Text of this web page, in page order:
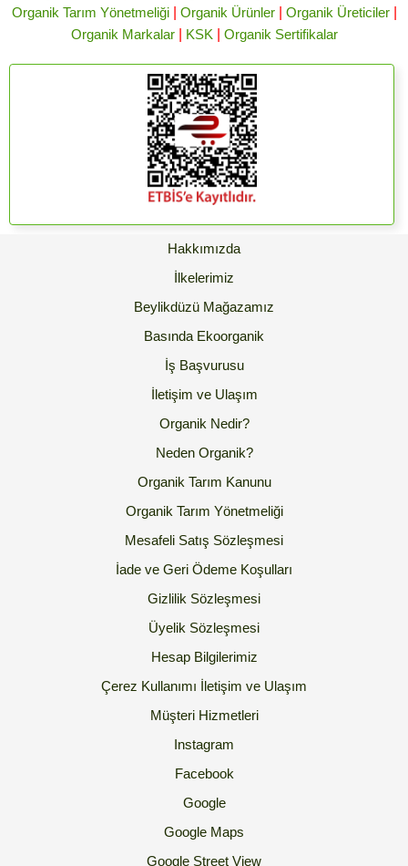
Organik Tarım Yönetmeliği| Organik Ürünler| Organik Üreticiler|
Organik Markalar| KSK Organik Sertifikalar
Hakkımızda
İlkelerimiz
Beylikdüzü Mağazamız
Basında Ekoorganik
İş Başvurusu
İletişim ve Ulaşım
Organik Nedir?
Neden Organik?
Organik Tarım Kanunu
Organik Tarım Yönetmeliği
Mesafeli Satış Sözleşmesi
İade ve Geri Ödeme Koşulları
Gizlilik Sözleşmesi
Üyelik Sözleşmesi
Hesap Bilgilerimiz
Çerez Kullanımı İletişim ve Ulaşım
Müşteri Hizmetleri
Instagram
Facebook
Google
Google Maps
Google Street View